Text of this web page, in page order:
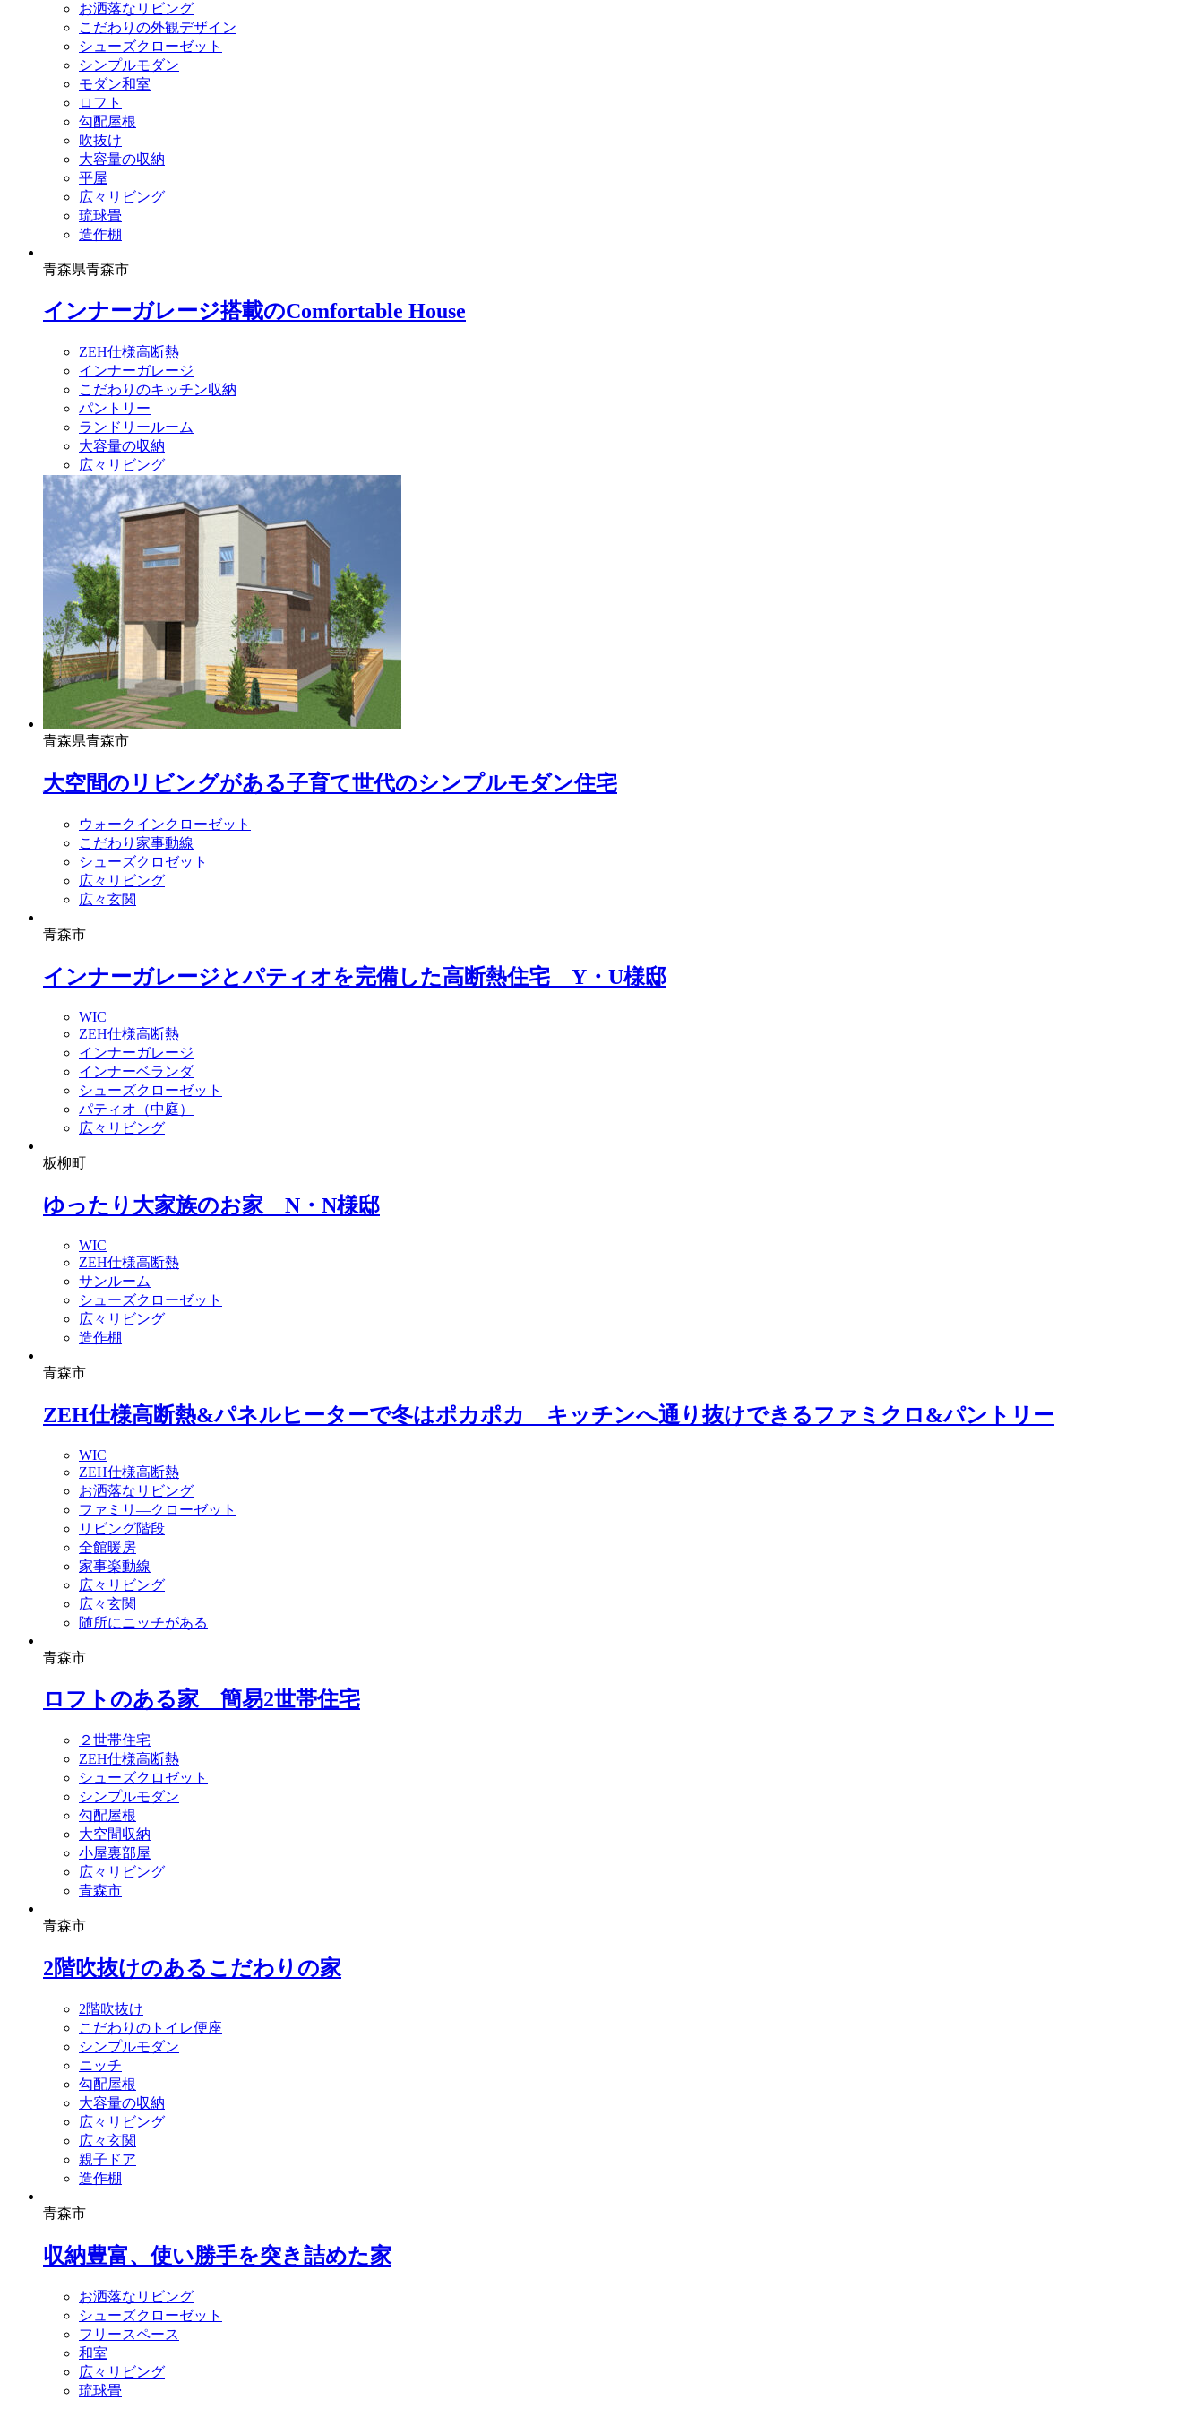
お洒落なリビング
こだわりの外観デザイン
シューズクローゼット
シンプルモダン
モダン和室
ロフト
勾配屋根
吹抜け
大容量の収納
平屋
広々リビング
琉球畳
造作棚
青森県青森市
インナーガレージ搭載のComfortable House
ZEH仕様高断熱
インナーガレージ
こだわりのキッチン収納
パントリー
ランドリールーム
大容量の収納
広々リビング
青森県青森市
大空間のリビングがある子育て世代のシンプルモダン住宅
ウォークインクローゼット
こだわり家事動線
シューズクロゼット
広々リビング
広々玄関
青森市
インナーガレージとパティオを完備した高断熱住宅 Y・U様邸
WIC
ZEH仕様高断熱
インナーガレージ
インナーベランダ
シューズクローゼット
パティオ（中庭）
広々リビング
板柳町
ゆったり大家族のお家 N・N様邸
WIC
ZEH仕様高断熱
サンルーム
シューズクローゼット
広々リビング
造作棚
青森市
ZEH仕様高断熱&パネルヒーターで冬はポカポカ キッチンへ通り抜けできるファミクロ&パントリー
WIC
ZEH仕様高断熱
お洒落なリビング
ファミリ―クローゼット
リビング階段
全館暖房
家事楽動線
広々リビング
広々玄関
随所にニッチがある
青森市
ロフトのある家 簡易2世帯住宅
２世帯住宅
ZEH仕様高断熱
シューズクロゼット
シンプルモダン
勾配屋根
大空間収納
小屋裏部屋
広々リビング
青森市
青森市
2階吹抜けのあるこだわりの家
2階吹抜け
こだわりのトイレ便座
シンプルモダン
ニッチ
勾配屋根
大容量の収納
広々リビング
広々玄関
親子ドア
造作棚
青森市
収納豊富、使い勝手を突き詰めた家
お洒落なリビング
シューズクローゼット
フリースペース
和室
広々リビング
琉球畳